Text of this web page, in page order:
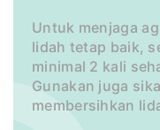
Untuk menjaga
lidah tetap baik,
minimal 2 kali
Gunakan juga
membersihkan